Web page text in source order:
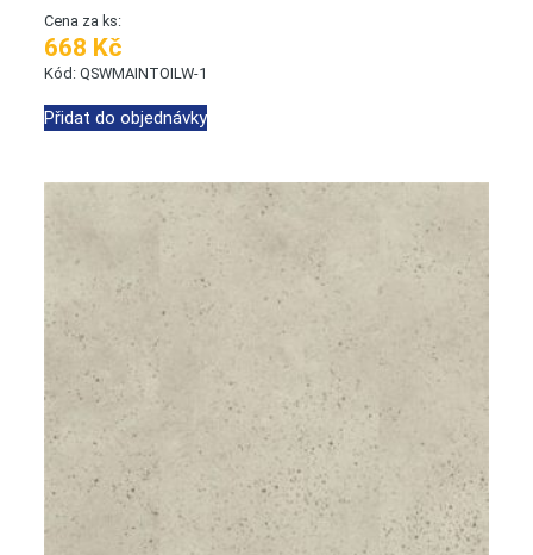
Cena za ks:
668 Kč
Kód: QSWMAINTOILW-1
Přidat do objednávky